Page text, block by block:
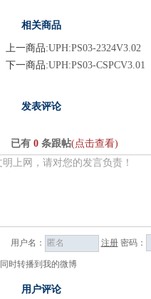
相关商品
上一商品:UPH:PS03-2324V3.02
下一商品:UPH:PS03-CSPCV3.01
发表评论
已有 0条跟帖(点击查看)
用户名： 注册密码：
同时转播到我的微博
用户评论